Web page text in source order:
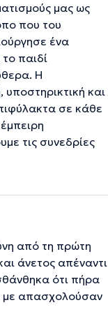
μας ως
που του
ένα
παιδί
Η
υποστηρικτική και
σε κάθε
τις συνεδρίες
από τη πρώτη
άνετος απέναντι
ότι πήρα
με απασχολούσαν